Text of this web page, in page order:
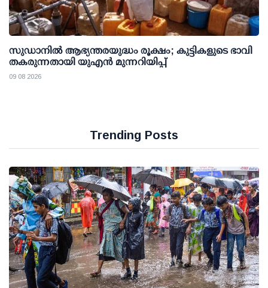
സുഡാനിൽ ആഭ്യന്തരയുദ്ധം രൂക്ഷം; കുട്ടികളുടെ ഭാവി
തകരുന്നതായി യുഎൻ മുന്നറിയിപ്പ്
09 08 2026
Trending Posts